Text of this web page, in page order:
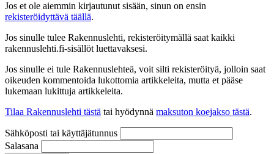
Jos et ole aiemmin kirjautunut sisään, sinun on ensin
rekisteröidyttävä täällä.
Jos sinulle tulee Rakennuslehti, rekisteröitymällä saat kaikki
rakennuslehti.fi-sisällöt luettavaksesi.
Jos sinulle ei tule Rakennuslehteä, voit silti rekisteröityä, jolloin saat
oikeuden kommentoida lukottomia artikkeleita, mutta et pääse
lukemaan lukittuja artikkeleita.
Tilaa Rakennuslehti tästä tai hyödynnä maksuton koejakso tästä.
Sähköposti tai käyttäjätunnus
Salasana